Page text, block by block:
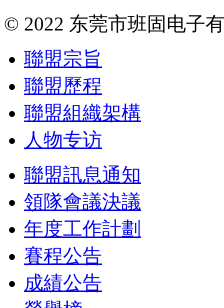
© 2022 东莞市班固电子
聯盟宗旨
聯盟歷程
聯盟組織架構
人物专访
聯盟訊息通知
領隊會議決議
年度工作計劃
賽程公告
成績公告